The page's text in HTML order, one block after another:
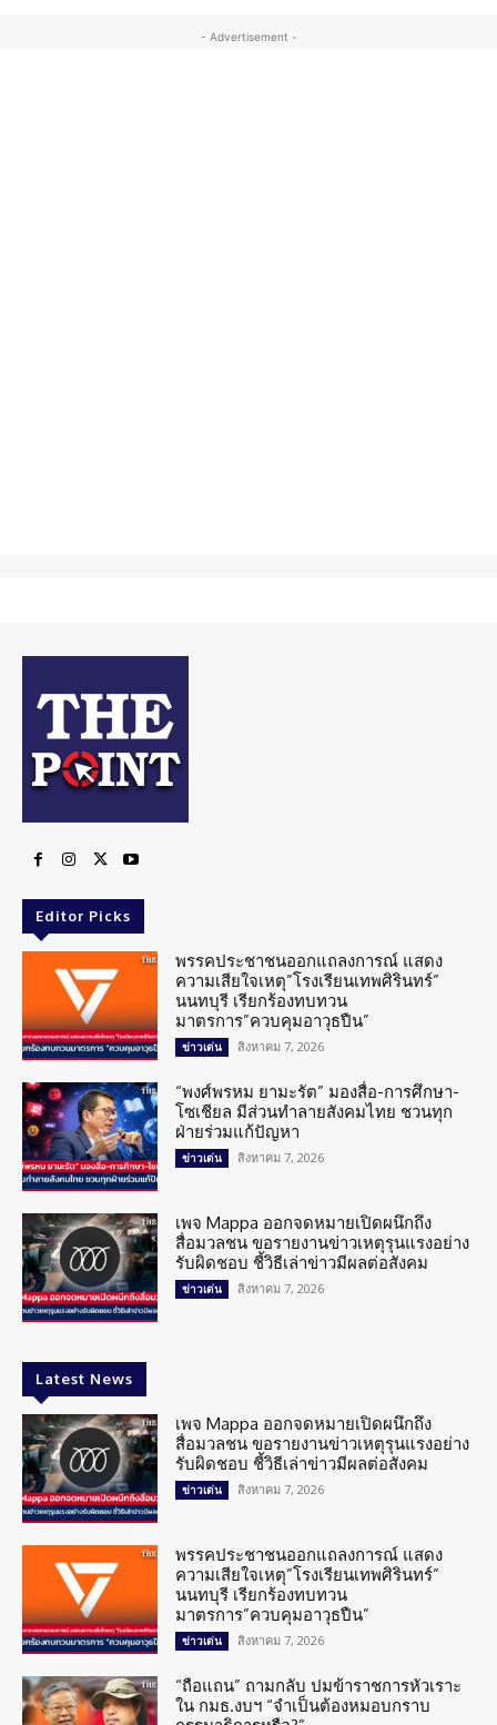
- Advertisement -
Editor Picks
พรรคประชาชนออกแถลงการณ์ แสดง
ความเสียใจเหตุ”โรงเรียนเทพศิรินทร์”
นนทบุรี เรียกร้องทบทวน
มาตรการ”ควบคุมอาวุธปืน”
ข่าวเด่น สิงหาคม 7, 2026
“พงศ์พรหม ยามะรัต” มองสื่อ-การศึกษา-
โซเชียล มีส่วนทำลายสังคมไทย ชวนทุก
ฝ่ายร่วมแก้ปัญหา
ข่าวเด่น สิงหาคม 7, 2026
เพจ Mappa ออกจดหมายเปิดผนึกถึง
สื่อมวลชน ขอรายงานข่าวเหตุรุนแรงอย่าง
รับผิดชอบ ชี้วิธีเล่าข่าวมีผลต่อสังคม
ข่าวเด่น สิงหาคม 7, 2026
Latest News
เพจ Mappa ออกจดหมายเปิดผนึกถึง
สื่อมวลชน ขอรายงานข่าวเหตุรุนแรงอย่าง
รับผิดชอบ ชี้วิธีเล่าข่าวมีผลต่อสังคม
ข่าวเด่น สิงหาคม 7, 2026
พรรคประชาชนออกแถลงการณ์ แสดง
ความเสียใจเหตุ”โรงเรียนเทพศิรินทร์”
นนทบุรี เรียกร้องทบทวน
มาตรการ”ควบคุมอาวุธปืน”
ข่าวเด่น สิงหาคม 7, 2026
“ถือแถน” ถามกลับ ปมข้าราชการหัวเราะ
ใน กมธ.งบฯ “จำเป็นต้องหมอบกราบ